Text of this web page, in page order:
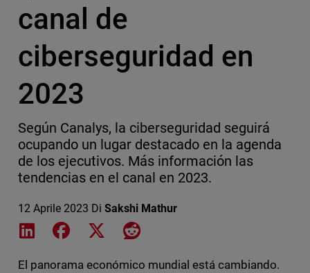
canal de
ciberseguridad en
2023
Según Canalys, la ciberseguridad seguirá
ocupando un lugar destacado en la agenda
de los ejecutivos. Más información las
tendencias en el canal en 2023.
12 Aprile 2023 Di Sakshi Mathur
Share on LinkedIn
Share on Facebook
Share on XShare on Reddit
El panorama económico mundial está cambiando.